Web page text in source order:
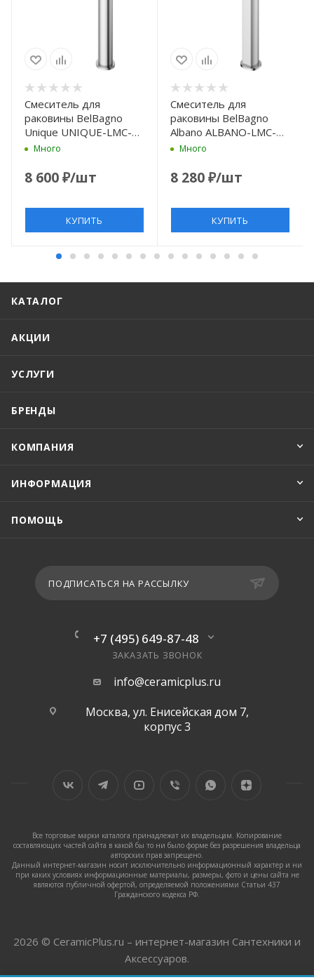
Смеситель для
раковины BelBagno
Unique UNIQUE-LMC-
CRM-W0 без донного
Много
8 600₽/шт
КУПИТЬ
Смеситель для
раковины BelBagno
Albano ALBANO-LMC-
CRM-W0 без донного
Много
8 280₽/шт
КУПИТЬ
КАТАЛОГ
АКЦИИ
УСЛУГИ
БРЕНДЫ
КОМПАНИЯ
ИНФОРМАЦИЯ
ПОМОЩЬ
ПОДПИСАТЬСЯ НА РАССЫЛКУ
+7 (495) 649-87-48
ЗАКАЗАТЬ ЗВОНОК
info@ceramicplus.ru
Москва, ул. Енисейская дом 7,
корпус 3
Все торговые марки каталога принадлежат их владельцам. Копирование
составляющих частей сайта в какой бы то ни было форме без разрешения владельца
авторских прав запрещено.
Данный интернет-магазин носит исключительно информационный характер и ни
при каких условиях информационные материалы, размеры, фото и цены сайта не
являются публичной офертой, определяемой положениями Статьи 437
Гражданского кодекса РФ.
2026 © CeramicPlus.ru – интернет-магазин Сантехники и
Аксессуаров.